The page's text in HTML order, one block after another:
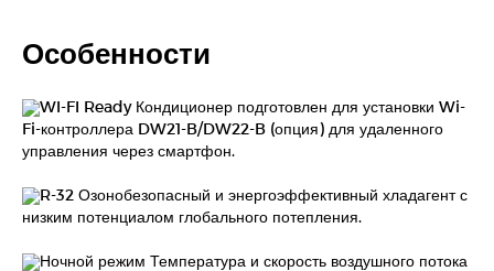
Особенности
WI-FI Ready Кондиционер подготовлен для установки Wi-
Fi-контроллера DW21-B/DW22-B (опция) для удаленного
управления через смартфон.
R-32 Озонобезопасный и энергоэффективный хладагент с
низким потенциалом глобального потепления.
Ночной режим Температура и скорость воздушного потока